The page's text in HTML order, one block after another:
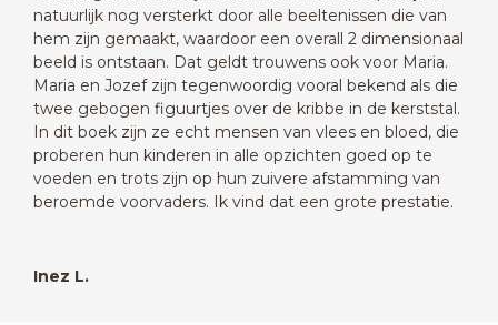
natuurlijk nog versterkt door alle beeltenissen die van
hem zijn gemaakt, waardoor een overall 2 dimensionaal
beeld is ontstaan. Dat geldt trouwens ook voor Maria.
Maria en Jozef zijn tegenwoordig vooral bekend als die
twee gebogen figuurtjes over de kribbe in de kerststal.
In dit boek zijn ze echt mensen van vlees en bloed, die
proberen hun kinderen in alle opzichten goed op te
voeden en trots zijn op hun zuivere afstamming van
beroemde voorvaders. Ik vind dat een grote prestatie.
Inez L.